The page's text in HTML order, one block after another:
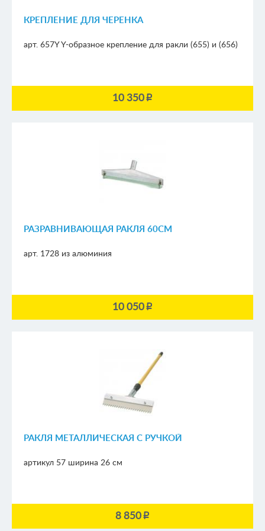
КРЕПЛЕНИЕ ДЛЯ ЧЕРЕНКА
арт. 657Y Y-образное крепление для ракли (655) и (656)
10 350p
РАЗРАВНИВАЮЩАЯ РАКЛЯ 60СМ
арт. 1728 из алюминия
10 050p
РАКЛЯ МЕТАЛЛИЧЕСКАЯ С РУЧКОЙ
артикул 57 ширина 26 см
8 850p